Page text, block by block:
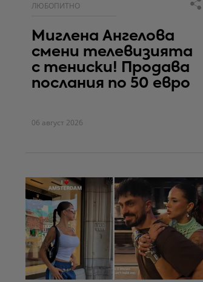
ЛЮБОПИТНО
Миглена Ангелова
смени телевизията
с тениски! Продава
послания по 50 евро
06 август 2026